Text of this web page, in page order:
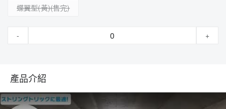
蝶翼型(黃)
- +
產品介紹